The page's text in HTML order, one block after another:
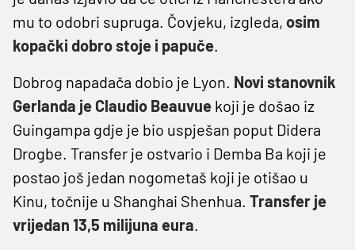
mu to odobri supruga. Čovjeku, izgleda, osim
kopački dobro stoje i papuče.
Dobrog napadača dobio je Lyon. Novi stanovnik
Gerlanda je Claudio Beauvue koji je došao iz
Guingampa gdje je bio uspješan poput Didera
Drogbe. Transfer je ostvario i Demba Ba koji je
postao još jedan nogometaš koji je otišao u
Kinu, točnije u Shanghai Shenhua. Transfer je
vrijedan 13,5 milijuna eura.